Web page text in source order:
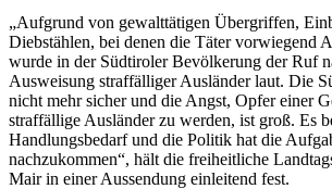
„Aufgrund von gewalttätigen Übergriffen,
Diebstählen, bei denen die Täter vorwiegend
wurde in der Südtiroler Bevölkerung der Ruf
Ausweisung straffälliger Ausländer laut. Die
nicht mehr sicher und die Angst, Opfer einer
straffällige Ausländer zu werden, ist groß. Es
Handlungsbedarf und die Politik hat die
nachzukommen“, hält die freiheitliche
Mair in einer Aussendung einleitend fest.